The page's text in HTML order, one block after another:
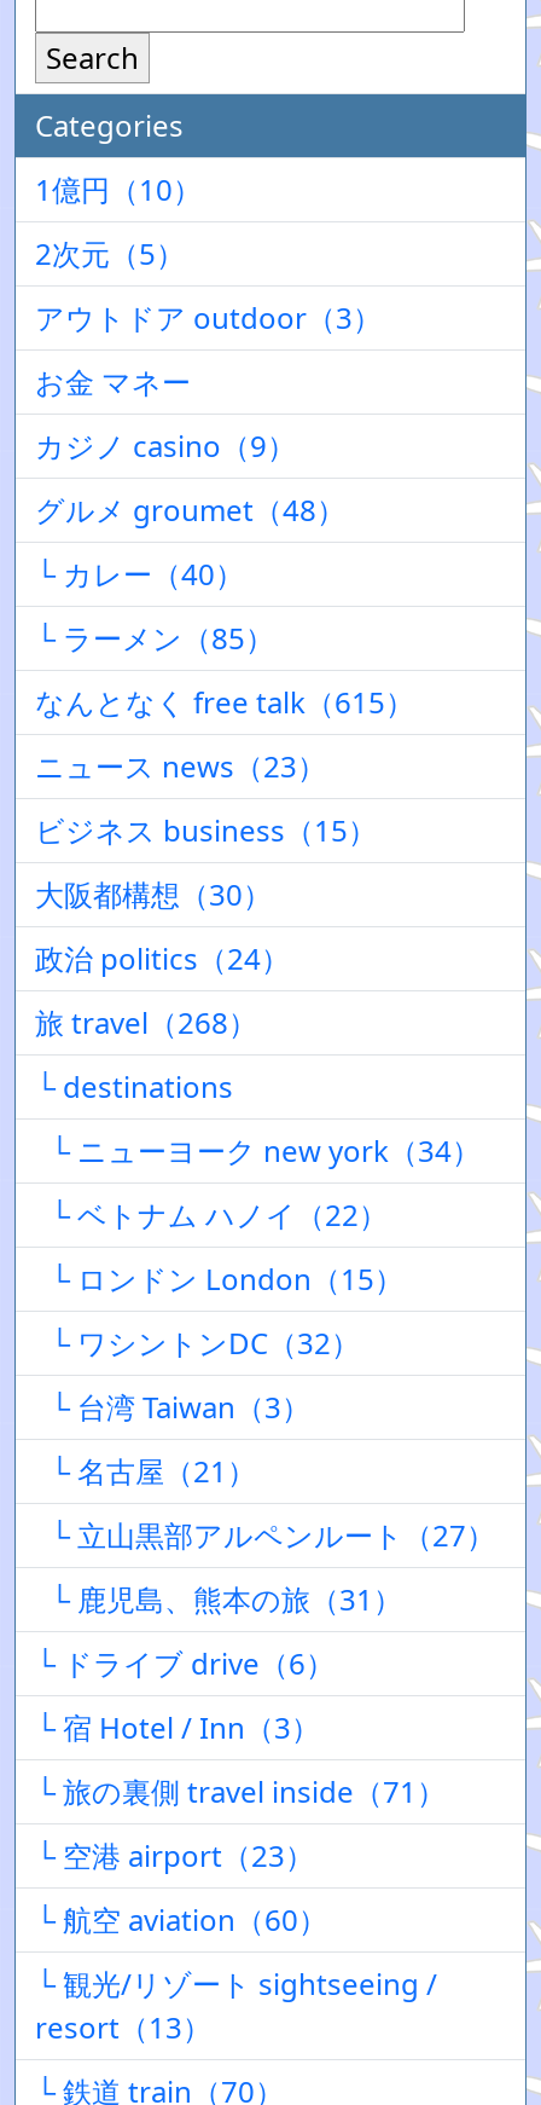
Search
Categories
1億円（10）
2次元（5）
アウトドア outdoor（3）
お金 マネー
カジノ casino（9）
グルメ groumet（48）
└ カレー（40）
└ ラーメン（85）
なんとなく free talk（615）
ニュース news（23）
ビジネス business（15）
大阪都構想（30）
政治 politics（24）
旅 travel（268）
└ destinations
└ ニューヨーク new york（34）
└ ベトナム ハノイ（22）
└ ロンドン London（15）
└ ワシントンDC（32）
└ 台湾 Taiwan（3）
└ 名古屋（21）
└ 立山黒部アルペンルート（27）
└ 鹿児島、熊本の旅（31）
└ ドライブ drive（6）
└ 宿 Hotel / Inn（3）
└ 旅の裏側 travel inside（71）
└ 空港 airport（23）
└ 航空 aviation（60）
└ 観光/リゾート sightseeing /
resort（13）
└ 鉄道 train（70）